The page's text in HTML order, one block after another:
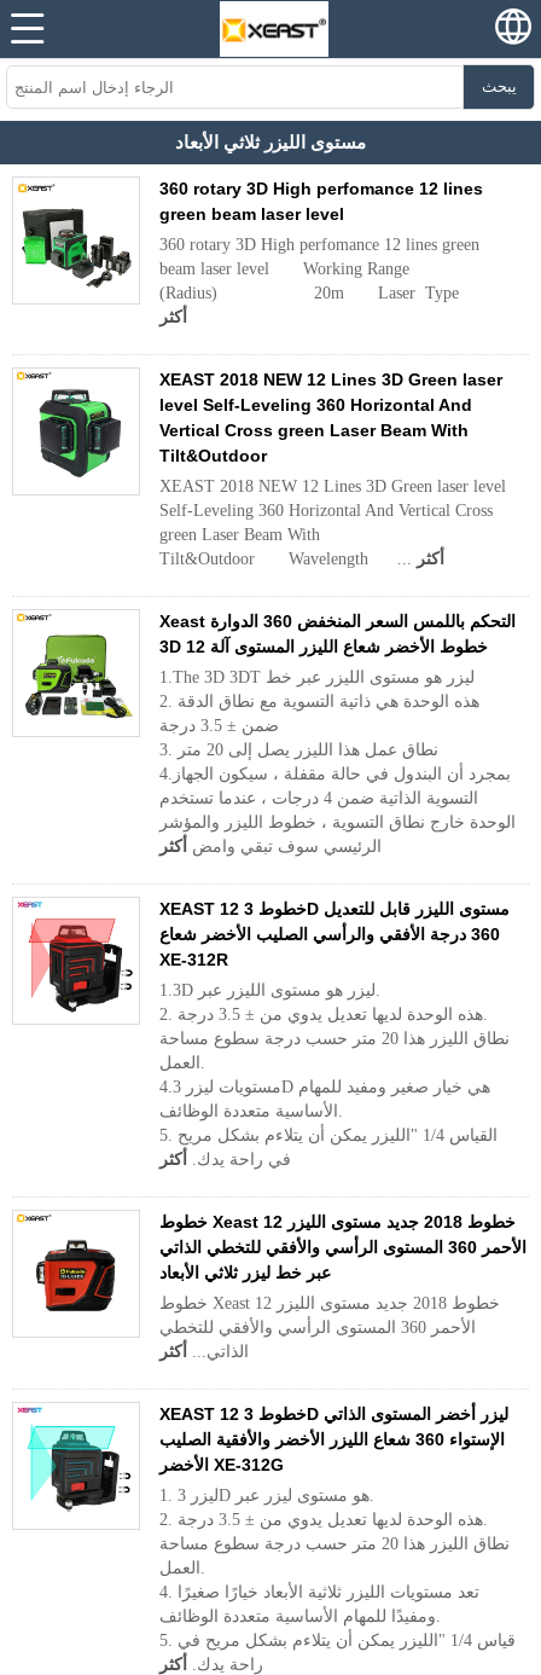
يبحث
مستوى الليزر ثلاثي الأبعاد
360 rotary 3D High perfomance 12 lines
green beam laser level
360 rotary 3D High perfomance 12 lines green
beam laser level Working Range
(Radius) 20m Laser Type
أكثر
XEAST 2018 NEW 12 Lines 3D Green laser
level Self-Leveling 360 Horizontal And
Vertical Cross green Laser Beam With
Tilt&Outdoor
XEAST 2018 NEW 12 Lines 3D Green laser level
Self-Leveling 360 Horizontal And Vertical Cross
green Laser Beam With
Tilt&Outdoor Wavelength ... أكثر
Xeast التحكم باللمس السعر المنخفض 360 الدوارة
3D 12 خطوط الأخضر شعاع الليزر المستوى آلة
1.The 3D 3DT ليزر هو مستوى الليزر عبر خط
2. هذه الوحدة هي ذاتية التسوية مع نطاق الدقة
ضمن ± 3.5 درجة
3. نطاق عمل هذا الليزر يصل إلى 20 متر
4.بمجرد أن البندول في حالة مقفلة ، سيكون الجهاز
التسوية الذاتية ضمن 4 درجات ، عندما تستخدم
الوحدة خارج نطاق التسوية ، خطوط الليزر والمؤشر
الرئيسي سوف تبقي وامض أكثر
XEAST 12 خطوط 3D مستوى الليزر قابل للتعديل
360 درجة الأفقي والرأسي الصليب الأخضر شعاع
XE-312R
1.3D ليزر هو مستوى الليزر عبر.
2. هذه الوحدة لديها تعديل يدوي من ± 3.5 درجة.
نطاق الليزر هذا 20 متر حسب درجة سطوع مساحة
العمل.
مستويات ليزر 4.3D هي خيار صغير ومفيد للمهام
الأساسية متعددة الوظائف.
5. القياس 1/4 "الليزر يمكن أن يتلاءم بشكل مريح
في راحة يدك. أكثر
خطوط Xeast 12 خطوط 2018 جديد مستوى الليزر
الأحمر 360 المستوى الرأسي والأفقي للتخطي الذاتي
عبر خط ليزر ثلاثي الأبعاد
خطوط Xeast 12 خطوط 2018 جديد مستوى الليزر
الأحمر 360 المستوى الرأسي والأفقي للتخطي
الذاتي... أكثر
XEAST 12 خطوط 3D ليزر أخضر المستوى الذاتي
الإستواء 360 شعاع الليزر الأخضر والأفقية الصليب
الأخضر XE-312G
1. ليزر 3D هو مستوى ليزر عبر.
2. هذه الوحدة لديها تعديل يدوي من ± 3.5 درجة.
نطاق الليزر هذا 20 متر حسب درجة سطوع مساحة
العمل.
4. تعد مستويات الليزر ثلاثية الأبعاد خيارًا صغيرًا
ومفيدًا للمهام الأساسية متعددة الوظائف.
5. قياس 1/4 "الليزر يمكن أن يتلاءم بشكل مريح في
راحة يدك. أكثر